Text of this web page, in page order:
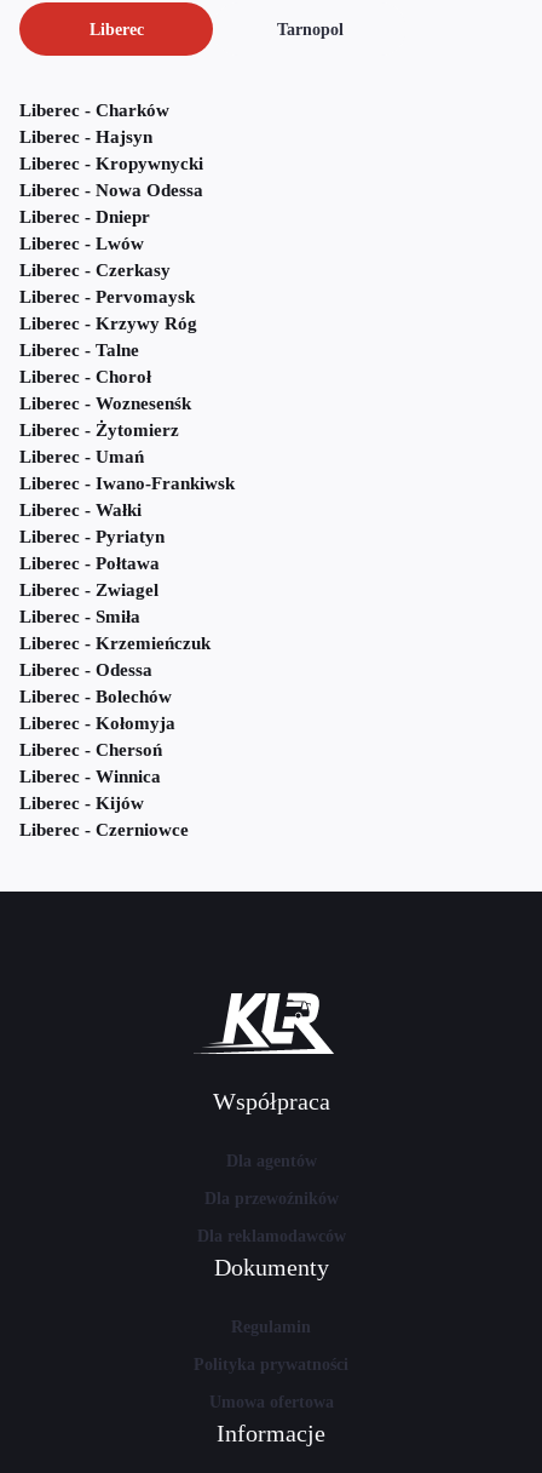
Liberec Tarnopol
Liberec - Charków
Liberec - Hajsyn
Liberec - Kropywnycki
Liberec - Nowa Odessa
Liberec - Dniepr
Liberec - Lwów
Liberec - Czerkasy
Liberec - Pervomaysk
Liberec - Krzywy Róg
Liberec - Talne
Liberec - Choroł
Liberec - Woznesenśk
Liberec - Żytomierz
Liberec - Umań
Liberec - Iwano-Frankiwsk
Liberec - Wałki
Liberec - Pyriatyn
Liberec - Połtawa
Liberec - Zwiagel
Liberec - Smiła
Liberec - Krzemieńczuk
Liberec - Odessa
Liberec - Bolechów
Liberec - Kołomyja
Liberec - Chersoń
Liberec - Winnica
Liberec - Kijów
Liberec - Czerniowce
Współpraca
Dla agentów
Dla przewoźników
Dla reklamodawców
Dokumenty
Regulamin
Polityka prywatności
Umowa ofertowa
Informacje